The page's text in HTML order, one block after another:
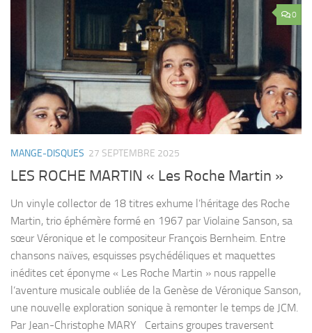
0
MANGE-DISQUES 27 SEPTEMBRE 2025
LES ROCHE MARTIN « Les Roche Martin »
Un vinyle collector de 18 titres exhume l’héritage des Roche
Martin, trio éphémère formé en 1967 par Violaine Sanson, sa
sœur Véronique et le compositeur François Bernheim. Entre
chansons naïves, esquisses psychédéliques et maquettes
inédites cet éponyme « Les Roche Martin » nous rappelle
l’aventure musicale oubliée de la Genèse de Véronique Sanson,
une nouvelle exploration sonique à remonter le temps de JCM.
Par Jean-Christophe MARY Certains groupes traversent